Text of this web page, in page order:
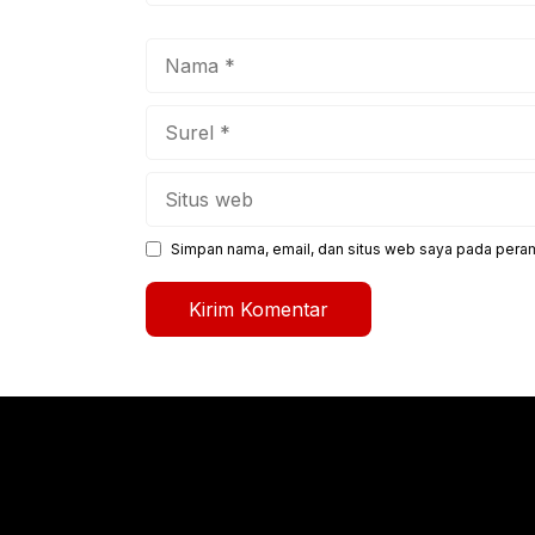
Simpan nama, email, dan situs web saya pada